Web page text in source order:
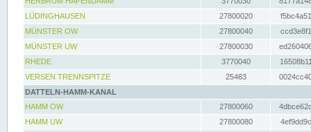
LÜDINGHAUSEN
27800020
MÜNSTER OW
27800040
MÜNSTER UW
27800030
RHEDE
3770040
VERSEN TRENNSPITZE
25463
DATTELN-HAMM-KANAL
HAMM OW
27800060
HAMM UW
27800080